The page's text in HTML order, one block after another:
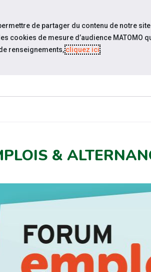
ESPACE
&
de partager du contenu de notre
cookies de mesure d’audience MATOMO
renseignements,cliquez ici.